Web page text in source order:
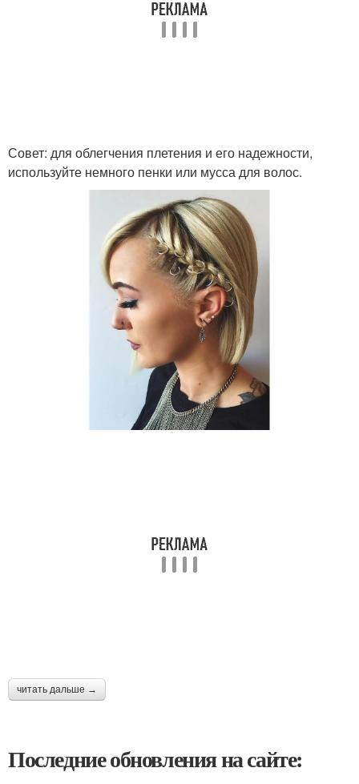
Совет: для облегчения плетения и его надежности,
используйте немного пенки или мусса для волос.
читать дальше →
Последние обновления на сайте: